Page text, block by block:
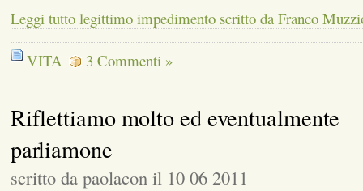
Leggi tutto legittimo impedimento scritto da Franco
VITA 3 Commenti »
Riflettiamo molto ed eventualmente
parliamone
scritto da paolacon il 10 06 2011